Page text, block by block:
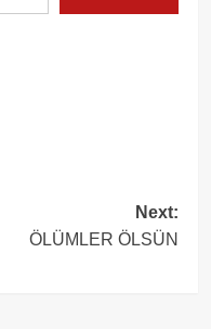
Next:
ÖLÜMLER ÖLSÜN